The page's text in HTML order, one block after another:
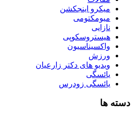
میکرو اینجکشن
میومکتومی
نازایی
هیستروسکوپی
واکسیناسیون
ورزش
ویدیو های دکتر زارعیان
یائسگی
یائسگی زودرس
دسته ها